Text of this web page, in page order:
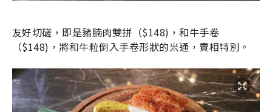
友好切磋，即是豬腩肉雙拼（$148)，和牛手卷
（$148)，將和牛粒倒入手卷形狀的米通，賣相特別。